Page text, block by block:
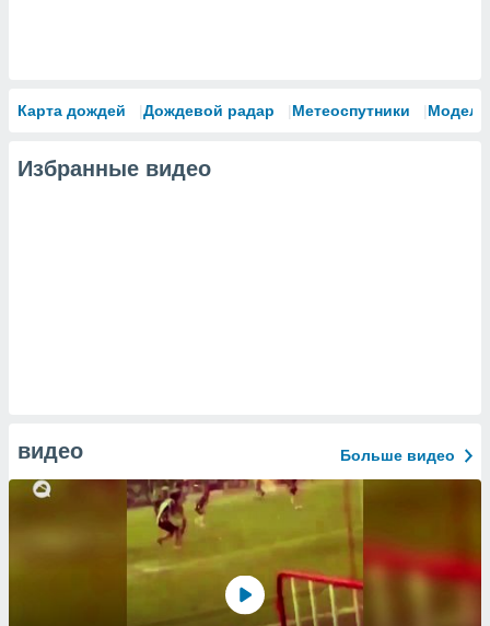
Карта дождей Дождевой радар Метеоспутники Модели
Избранные видео
видео Больше видео